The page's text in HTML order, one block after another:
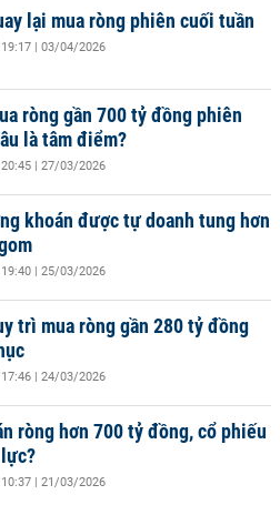
lại mua ròng phiên cuối tuần
19:17 | 03/04/2026
ròng gần 700 tỷ đồng phiên
là tâm điểm?
20:45 | 27/03/2026
khoán được tự doanh tung hơn
19:40 | 25/03/2026
trì mua ròng gần 280 tỷ đồng
17:46 | 24/03/2026
ròng hơn 700 tỷ đồng, cổ phiếu
10:37 | 21/03/2026